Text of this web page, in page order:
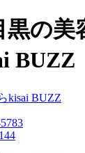
黒の美
BUZZ